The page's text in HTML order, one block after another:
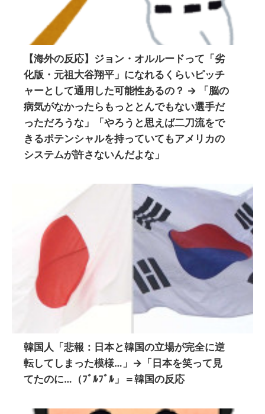
【海外の反応】ジョン・オルルードって「劣
化版・元祖大谷翔平」になれるくらいピッチ
ャーとして通用した可能性あるの？ → 「脳の
病気がなかったらもっととんでもない選手だ
っただろうな」「やろうと思えば二刀流をで
きるポテンシャルを持っていてもアメリカの
システムが許さないんだよな」
韓国人「悲報：日本と韓国の立場が完全に逆
転してしまった模様…」→「日本を笑って見
てたのに…（ﾌﾞﾙﾌﾞﾙ」＝韓国の反応